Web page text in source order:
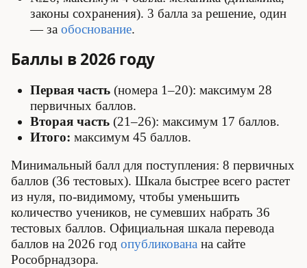
законы сохранения). 3 балла за решение, один
— за обоснование.
Баллы в 2026 году
Первая часть (номера 1­–20): максимум 28
первичных баллов.
Вторая часть (21–26): максимум 17 баллов.
Итого: максимум 45 баллов.
Минимальный балл для поступления: 8 первичных
баллов (36 тестовых). Шкала быстрее всего растет
из нуля, по-видимому, чтобы уменьшить
количество учеников, не сумевших набрать 36
тестовых баллов. Официальная шкала перевода
баллов на 2026 год опубликована на сайте
Рособрнадзора.